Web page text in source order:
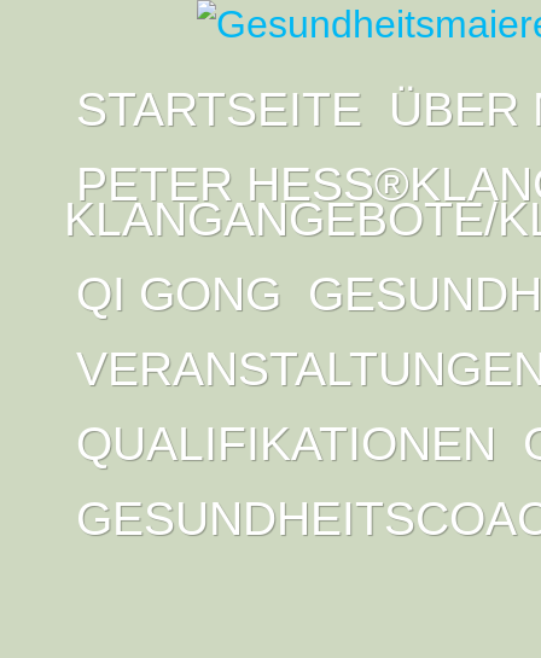
STARTSEITE
ÜBER
PETER
KLANGANGEBOTE/
QI GONG
QUALIFIKATIONEN